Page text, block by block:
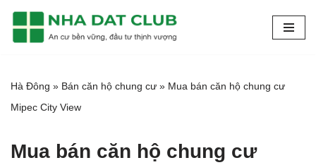
Chuyển
nội
dung
Hà Đông » Bán căn hộ chung cư » Mua bán căn hộ chung cư
Mipec City View
Mua bán căn hộ chung cư